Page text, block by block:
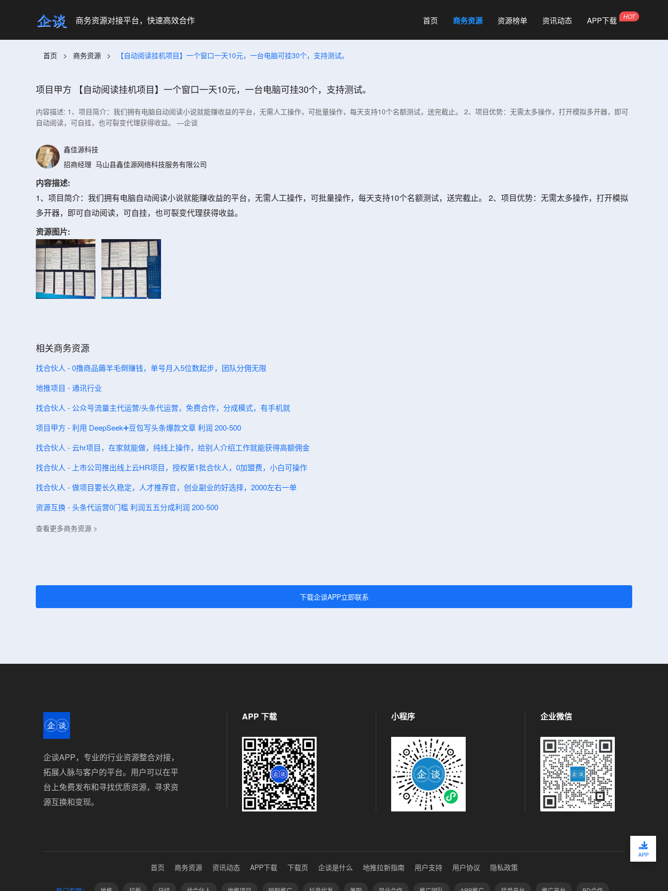
商务资源对接平台，快速高效合作 首页 商务资源 资源榜单 资讯动态 APP下载
首页 > 商务资源 > 【自动阅读挂机项目】一个窗口一天10元，一台电脑可挂30个，支持测试。
项目甲方 【自动阅读挂机项目】一个窗口一天10元，一台电脑可挂30个，支持测试。
内容描述: 1、项目简介：我们拥有电脑自动阅读小说就能赚收益的平台，无需人工操作，可批量操作，每天支持10个名额测试，送完截止。 2、项目优势：无需太多操作，打开模拟多开器，即可
自动阅读，可自挂，也可裂变代理获得收益。 —企谈
鑫佳源科技
招商经理 马山县鑫佳源网络科技服务有限公司
内容描述:
1、项目简介：我们拥有电脑自动阅读小说就能赚收益的平台，无需人工操作，可批量操作，每天支持10个名额测试，送完截止。 2、项目优势：无需太多操作，打开模拟
多开器，即可自动阅读，可自挂，也可裂变代理获得收益。
资源图片:
相关商务资源
找合伙人 - 0撸商品薅羊毛倒赚钱，单号月入5位数起步，团队分佣无限
地推项目 - 通讯行业
找合伙人 - 公众号流量主代运营/头条代运营，免费合作，分成模式，有手机就
项目甲方 - 利用 DeepSeek➕豆包写头条爆款文章 利润 200-500
找合伙人 - 云hr项目，在家就能做，纯线上操作，给别人介绍工作就能获得高额佣金
找合伙人 - 上市公司推出线上云HR项目，授权第1批合伙人，0加盟费，小白可操作
找合伙人 - 做项目要长久稳定，人才推荐官，创业副业的好选择，2000左右一单
资源互换 - 头条代运营0门槛 利润五五分成利润 200-500
查看更多商务资源 >
下载企谈APP立即联系
企谈APP，专业的行业资源整合对接，
拓展人脉与客户的平台。用户可以在平
台上免费发布和寻找优质资源，寻求资
源互换和变现。
APP 下载 小程序 企业微信
首页 商务资源 资讯动态 APP下载 下载页 企谈是什么 地推拉新指南 用户支持 用户协议 隐私政策
APP